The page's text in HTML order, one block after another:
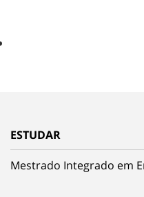
ESTUDAR
Mestrado Integrado em